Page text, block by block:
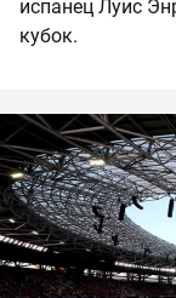
испанец Луис
кубок.